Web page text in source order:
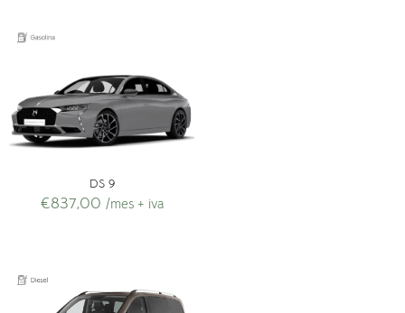
DS 9
€837,00 /mes + iva